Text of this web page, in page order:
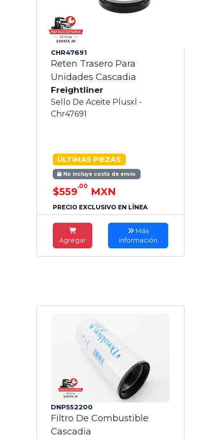
CHR47691
Reten Trasero Para
Unidades Cascadia
Freightliner
Sello De Aceite Plusxl -
Chr47691
ÚLTIMAS PIEZAS
No incluye costo de envío
$559.00 MXN
PRECIO EXCLUSIVO EN LÍNEA
Agregar
Más
información
DNP552200
Filtro De Combustible
Cascadia